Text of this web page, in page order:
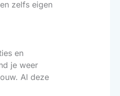
zelfs eigen
en
je weer
Al deze